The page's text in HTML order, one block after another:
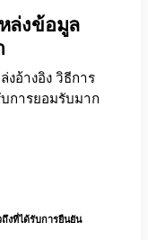
ล่งข้อมูล
อ้างอิง วิธีการ
การยอมรับมาก
งที่ได้รับการยืนยัน